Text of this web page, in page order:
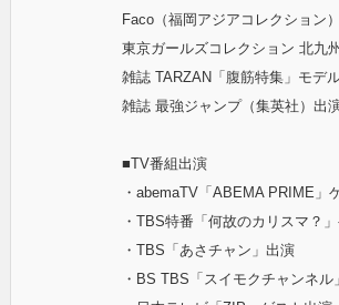
Faco（福岡アジアコレクション
東京ガールズコレクション 北九
雑誌 TARZAN「腹筋特集」モデ
雑誌 最強ジャンプ（集英社）出
■TV番組出演
・abemaTV「ABEMA PRIME」
・TBS特番「何故のカリスマ？
・TBS「あさチャン」出演
・BS TBS「スイモクチャンネ